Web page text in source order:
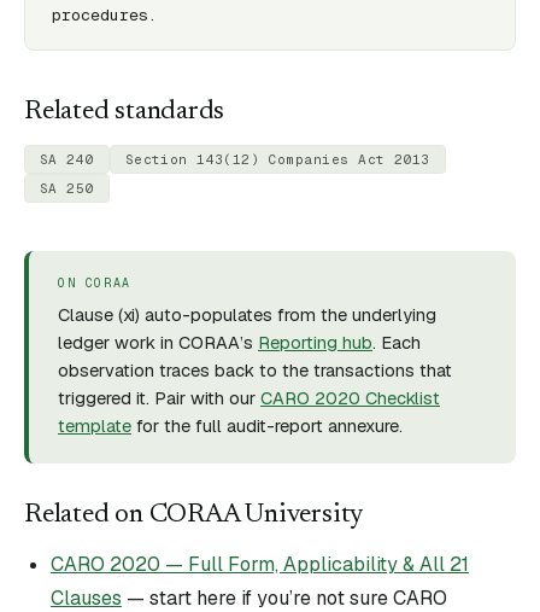
procedures.
Related standards
SA 240
Section 143(12) Companies Act 2013
SA 250
ON CORAA
Clause (xi) auto-populates from the underlying
ledger work in CORAA’s Reporting hub. Each
observation traces back to the transactions that
triggered it. Pair with our CARO 2020 Checklist
template for the full audit-report annexure.
Related on CORAA University
CARO 2020 — Full Form, Applicability & All 21
Clauses — start here if you’re not sure CARO